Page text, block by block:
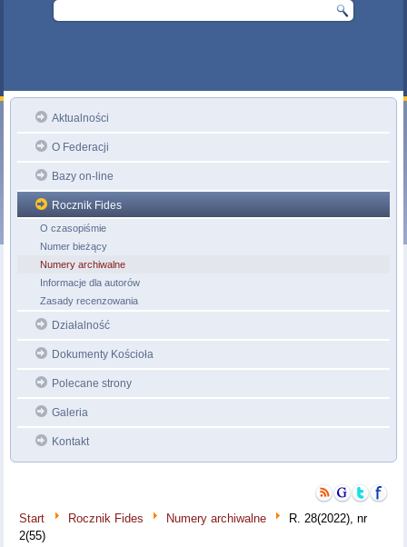
Aktualności
O Federacji
Bazy on-line
Rocznik Fides
O czasopiśmie
Numer bieżący
Numery archiwalne
Informacje dla autorów
Zasady recenzowania
Działalność
Dokumenty Kościoła
Polecane strony
Galeria
Kontakt
Start Rocznik Fides Numery archiwalne
R. 28(2022), nr
2(55)